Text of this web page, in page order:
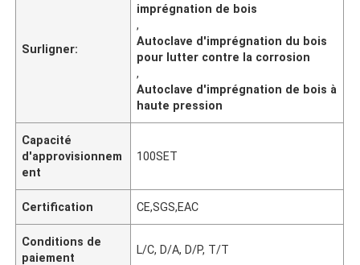
Surligner:
imprégnation de bois
,
Autoclave d'imprégnation du bois
pour lutter contre la corrosion
,
Autoclave d'imprégnation de bois à
haute pression
Capacité
d'approvisionnem
ent
100SET
Certification CE,SGS,EAC
Conditions de
paiement
L/C, D/A, D/P, T/T